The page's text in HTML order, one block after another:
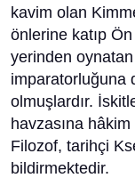
kavim olan
önlerine katıp
yerinden
imparatorluğuna
olmuşlardır.
havzasına hâkim
Filozof, tarihçi
bildirmektedir.